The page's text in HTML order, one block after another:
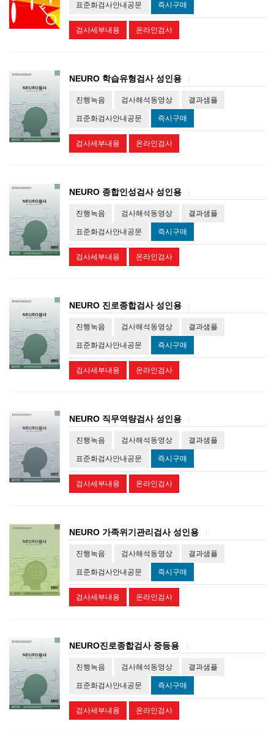
표준화검사안내공문 즉시구매
검사세부내용 온라인검사
NEURO 학습유형검사 성인용
진행녹음 검사해석동영상 결과샘플
표준화검사안내공문 즉시구매
검사세부내용 온라인검사
NEURO 종합인성검사 성인용
진행녹음 검사해석동영상 결과샘플
표준화검사안내공문 즉시구매
검사세부내용 온라인검사
NEURO 진로종합검사 성인용
진행녹음 검사해석동영상 결과샘플
표준화검사안내공문 즉시구매
검사세부내용 온라인검사
NEURO 직무역량검사 성인용
진행녹음 검사해석동영상 결과샘플
표준화검사안내공문 즉시구매
검사세부내용 온라인검사
NEURO 가족위기관리검사 성인용
진행녹음 검사해석동영상 결과샘플
표준화검사안내공문 즉시구매
검사세부내용 온라인검사
NEURO진로종합검사 중등용
진행녹음 검사해석동영상 결과샘플
표준화검사안내공문 즉시구매
검사세부내용 온라인검사